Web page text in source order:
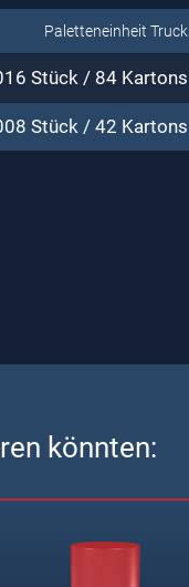
Paletteneinheit Truck
Stück / 84 Kartons
Stück / 42 Kartons
könnten: